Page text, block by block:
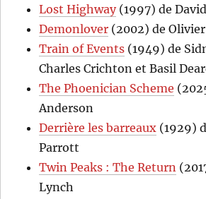
Lost Highway(1997) de
Demonlover (2002) de Olivier
Train of Events (1949) de
Charles Crichton et Basil
The Phoenician Scheme
Anderson
Derrière les barreaux (1929)
Parrott
Twin Peaks : The Return
Lynch